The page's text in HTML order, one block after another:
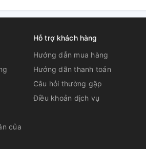
của
Hỗ trợ khách hàng
Hướng dẫn mua hàng
Hướng dẫn thanh toán
Câu hỏi thường gặp
Điều khoản dịch vụ